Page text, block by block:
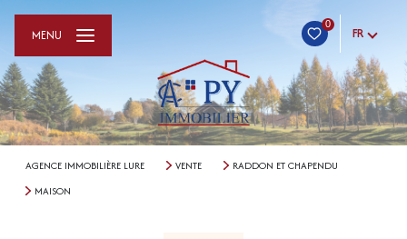
0
FR
MENU
AGENCE IMMOBILIÈRE LURE VENTE
RADDON ET CHAPENDU
MAISON